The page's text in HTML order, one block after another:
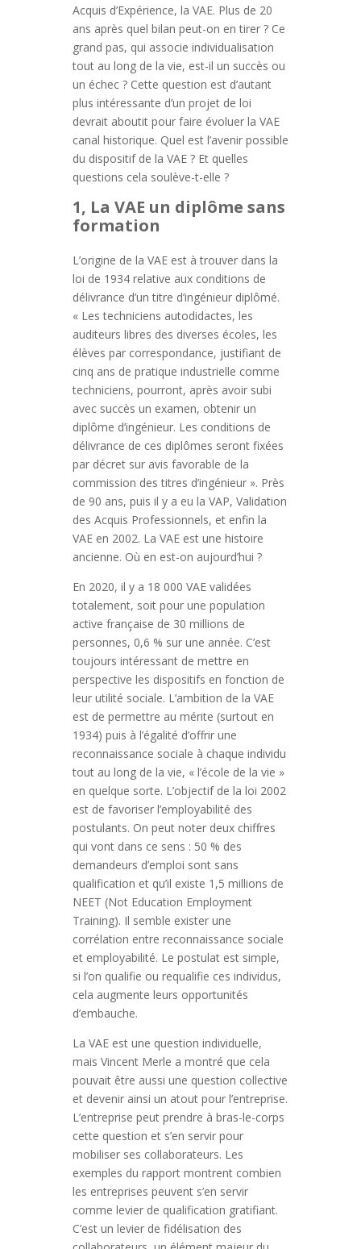
Acquis d’Expérience, la VAE. Plus de 20
ans après quel bilan peut-on en tirer ? Ce
grand pas, qui associe individualisation
tout au long de la vie, est-il un succès ou
un échec ? Cette question est d’autant
plus intéressante d’un projet de loi
devrait aboutit pour faire évoluer la VAE
canal historique. Quel est l’avenir possible
du dispositif de la VAE ? Et quelles
questions cela soulève-t-elle ?
1, La VAE un diplôme sans
formation
L’origine de la VAE est à trouver dans la
loi de 1934 relative aux conditions de
délivrance d’un titre d’ingénieur diplômé.
« Les techniciens autodidactes, les
auditeurs libres des diverses écoles, les
élèves par correspondance, justifiant de
cinq ans de pratique industrielle comme
techniciens, pourront, après avoir subi
avec succès un examen, obtenir un
diplôme d’ingénieur. Les conditions de
délivrance de ces diplômes seront fixées
par décret sur avis favorable de la
commission des titres d’ingénieur ». Près
de 90 ans, puis il y a eu la VAP, Validation
des Acquis Professionnels, et enfin la
VAE en 2002. La VAE est une histoire
ancienne. Où en est-on aujourd’hui ?
En 2020, il y a 18 000 VAE validées
totalement, soit pour une population
active française de 30 millions de
personnes, 0,6 % sur une année. C’est
toujours intéressant de mettre en
perspective les dispositifs en fonction de
leur utilité sociale. L’ambition de la VAE
est de permettre au mérite (surtout en
1934) puis à l’égalité d’offrir une
reconnaissance sociale à chaque individu
tout au long de la vie, « l’école de la vie »
en quelque sorte. L’objectif de la loi 2002
est de favoriser l’employabilité des
postulants. On peut noter deux chiffres
qui vont dans ce sens : 50 % des
demandeurs d’emploi sont sans
qualification et qu’il existe 1,5 millions de
NEET (Not Education Employment
Training). Il semble exister une
corrélation entre reconnaissance sociale
et employabilité. Le postulat est simple,
si l’on qualifie ou requalifie ces individus,
cela augmente leurs opportunités
d’embauche.
La VAE est une question individuelle,
mais Vincent Merle a montré que cela
pouvait être aussi une question collective
et devenir ainsi un atout pour l’entreprise.
L’entreprise peut prendre à bras-le-corps
cette question et s’en servir pour
mobiliser ses collaborateurs. Les
exemples du rapport montrent combien
les entreprises peuvent s’en servir
comme levier de qualification gratifiant.
C’est un levier de fidélisation des